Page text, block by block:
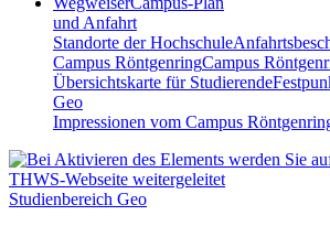
und Anfahrt
Standorte der Hochschule
Campus RöntgenringCampus
Übersichtskarte für Studierende
Geo
Impressionen vom Campus
Studienbereich Geo